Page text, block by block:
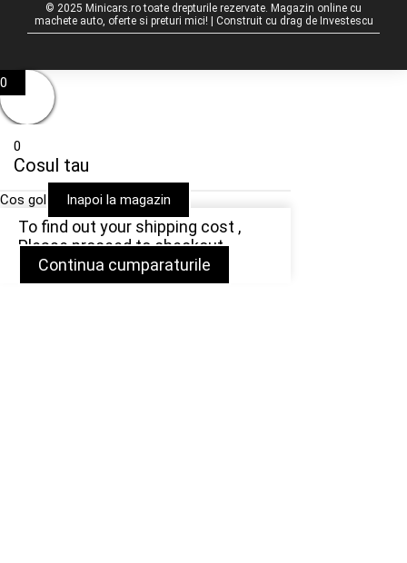
© 2025 Minicars.ro toate drepturile rezervate. Magazin online cu
machete auto, oferte si preturi mici! | Construit cu drag de Investescu
0
0
Cosul tau
Cos gol Inapoi la magazin
To find out your shipping cost ,
Please proceed to checkout.
Continua cumparaturile